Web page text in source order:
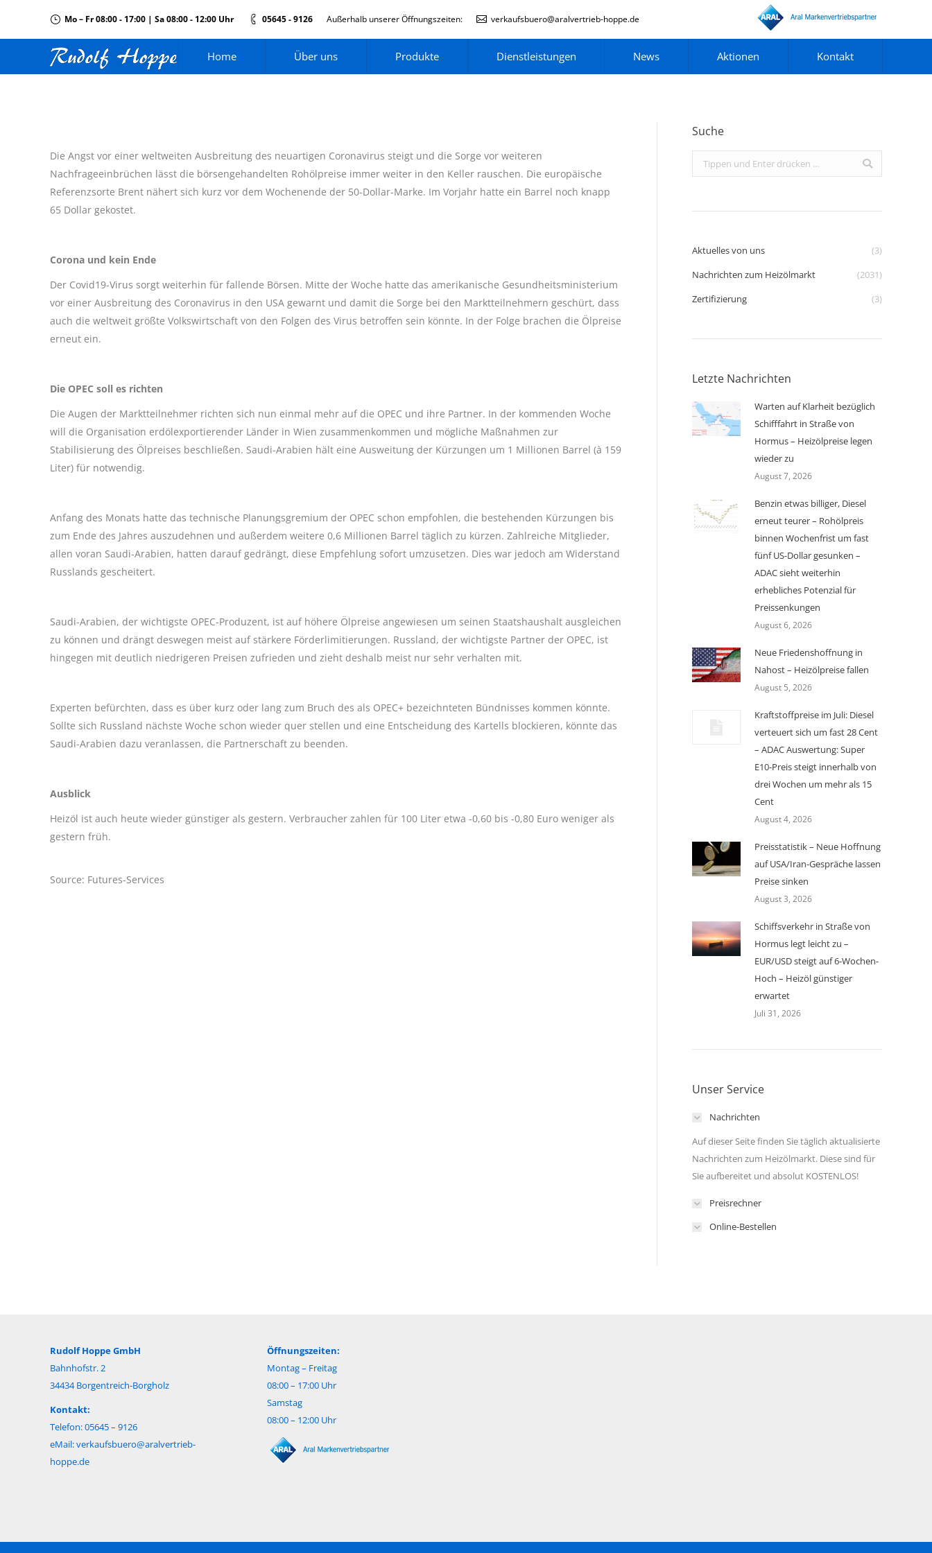
Mo – Fr 08:00 - 17:00 | Sa 08:00 - 12:00 Uhr 05645 - 9126 Außerhalb unserer Öffnungszeiten: verkaufsbuero@aralvertrieb-hoppe.de
Home Über uns Produkte Dienstleistungen News Aktionen Kontakt
Die Angst vor einer weltweiten Ausbreitung des neuartigen Coronavirus steigt und die Sorge vor weiteren
Nachfrageeinbrüchen lässt die börsengehandelten Rohölpreise immer weiter in den Keller rauschen. Die europäische
Referenzsorte Brent nähert sich kurz vor dem Wochenende der 50-Dollar-Marke. Im Vorjahr hatte ein Barrel noch knapp
65 Dollar gekostet.
Corona und kein Ende
Der Covid19-Virus sorgt weiterhin für fallende Börsen. Mitte der Woche hatte das amerikanische Gesundheitsministerium
vor einer Ausbreitung des Coronavirus in den USA gewarnt und damit die Sorge bei den Marktteilnehmern geschürt, dass
auch die weltweit größte Volkswirtschaft von den Folgen des Virus betroffen sein könnte. In der Folge brachen die Ölpreise
erneut ein.
Die OPEC soll es richten
Die Augen der Marktteilnehmer richten sich nun einmal mehr auf die OPEC und ihre Partner. In der kommenden Woche
will die Organisation erdölexportierender Länder in Wien zusammenkommen und mögliche Maßnahmen zur
Stabilisierung des Ölpreises beschließen. Saudi-Arabien hält eine Ausweitung der Kürzungen um 1 Millionen Barrel (à 159
Liter) für notwendig.
Anfang des Monats hatte das technische Planungsgremium der OPEC schon empfohlen, die bestehenden Kürzungen bis
zum Ende des Jahres auszudehnen und außerdem weitere 0,6 Millionen Barrel täglich zu kürzen. Zahlreiche Mitglieder,
allen voran Saudi-Arabien, hatten darauf gedrängt, diese Empfehlung sofort umzusetzen. Dies war jedoch am Widerstand
Russlands gescheitert.
Saudi-Arabien, der wichtigste OPEC-Produzent, ist auf höhere Ölpreise angewiesen um seinen Staatshaushalt ausgleichen
zu können und drängt deswegen meist auf stärkere Förderlimitierungen. Russland, der wichtigste Partner der OPEC, ist
hingegen mit deutlich niedrigeren Preisen zufrieden und zieht deshalb meist nur sehr verhalten mit.
Experten befürchten, dass es über kurz oder lang zum Bruch des als OPEC+ bezeichnteten Bündnisses kommen könnte.
Sollte sich Russland nächste Woche schon wieder quer stellen und eine Entscheidung des Kartells blockieren, könnte das
Saudi-Arabien dazu veranlassen, die Partnerschaft zu beenden.
Ausblick
Heizöl ist auch heute wieder günstiger als gestern. Verbraucher zahlen für 100 Liter etwa -0,60 bis -0,80 Euro weniger als
gestern früh.
Source: Futures-Services
Suche
Search:
Aktuelles von uns
(3)
Nachrichten zum Heizölmarkt
(2031)
Zertifizierung
(3)
Letzte Nachrichten
Warten auf Klarheit bezüglich
Schifffahrt in Straße von
Hormus – Heizölpreise legen
wieder zu
August 7, 2026
Benzin etwas billiger, Diesel
erneut teurer – Rohölpreis
binnen Wochenfrist um fast
fünf US-Dollar gesunken –
ADAC sieht weiterhin
erhebliches Potenzial für
Preissenkungen
August 6, 2026
Neue Friedenshoffnung in
Nahost – Heizölpreise fallen
August 5, 2026
Kraftstoffpreise im Juli: Diesel
verteuert sich um fast 28 Cent
– ADAC Auswertung: Super
E10-Preis steigt innerhalb von
drei Wochen um mehr als 15
Cent
August 4, 2026
Preisstatistik – Neue Hoffnung
auf USA/Iran-Gespräche lassen
Preise sinken
August 3, 2026
Schiffsverkehr in Straße von
Hormus legt leicht zu –
EUR/USD steigt auf 6-Wochen-
Hoch – Heizöl günstiger
erwartet
Juli 31, 2026
Unser Service
Nachrichten
Auf dieser Seite finden Sie täglich aktualisierte
Nachrichten zum Heizölmarkt. Diese sind für
Sie aufbereitet und absolut KOSTENLOS!
Preisrechner
Online-Bestellen
Rudolf Hoppe GmbH
Bahnhofstr. 2
34434 Borgentreich-Borgholz
Kontakt:
Telefon: 05645 – 9126
eMail:verkaufsbuero@aralvertrieb-
hoppe.de
Öffnungszeiten:
Montag – Freitag
08:00 – 17:00 Uhr
Samstag
08:00 – 12:00 Uhr